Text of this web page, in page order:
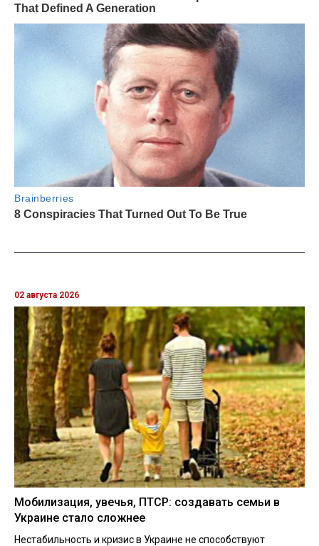
02 августа 2026
Мобилизация, увечья, ПТСР: создавать семьи в
Украине стало сложнее
Нестабильность и кризис в Украине не способствуют